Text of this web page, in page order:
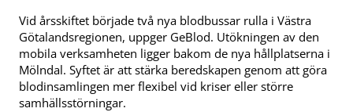
Vid årsskiftet började två nya blodbussar rulla i Västra
Götalandsregionen, uppger GeBlod. Utökningen av den
mobila verksamheten ligger bakom de nya hållplatserna i
Mölndal. Syftet är att stärka beredskapen genom att göra
blodinsamlingen mer flexibel vid kriser eller större
samhällsstörningar.